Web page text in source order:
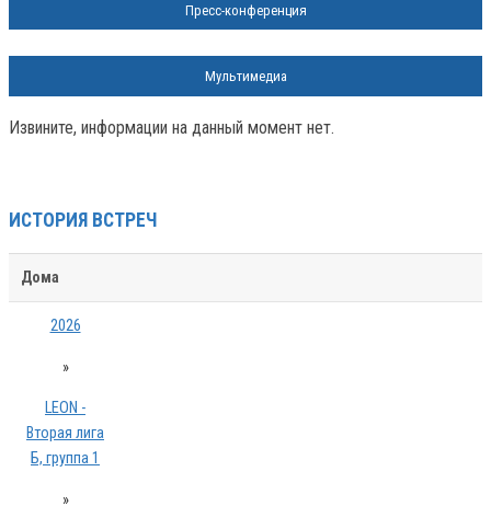
Пресс-конференция
Мультимедиа
Извините, информации на данный момент нет.
ИСТОРИЯ ВСТРЕЧ
Дома
2026
»
LEON -
Вторая лига
Б, группа 1
»